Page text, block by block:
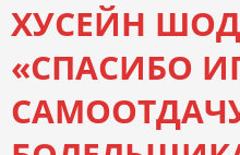
ХУСЕЙН
«СПАСИБО